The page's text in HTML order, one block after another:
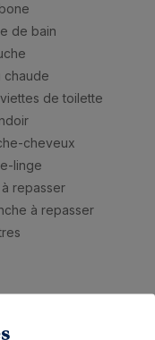
de bain
chaude
de toilette
cheveux
linge
à repasser
à repasser